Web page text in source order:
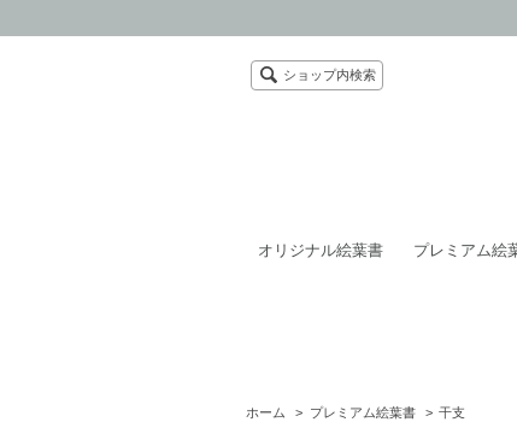
ショップ内検索
オリジナル絵葉書 プレミアム絵
ホーム > プレミアム絵葉書 > 干支